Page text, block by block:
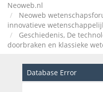
Neoweb.nl
Neoweb
innovatieve
Geschiedenis, De
doorbraken en klassieke
Database Error